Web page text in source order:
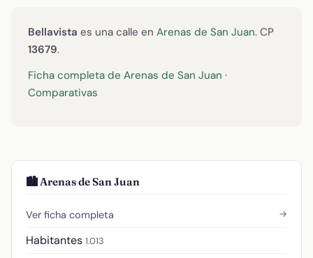
Bellavista es una calle en Arenas de San Juan. CP
13679.
Ficha completa de Arenas de San Juan ·
Comparativas
🏙️ Arenas de San Juan
Ver ficha completa →
Habitantes 1.013